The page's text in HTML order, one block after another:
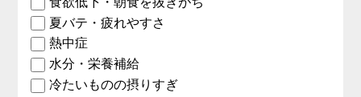
夏バテ・疲れやすさ
熱中症
水分・栄養補給
冷たいものの摂りすぎ